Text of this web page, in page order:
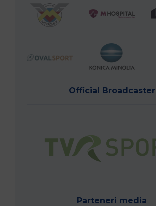
Official Broadcaster
Parteneri media